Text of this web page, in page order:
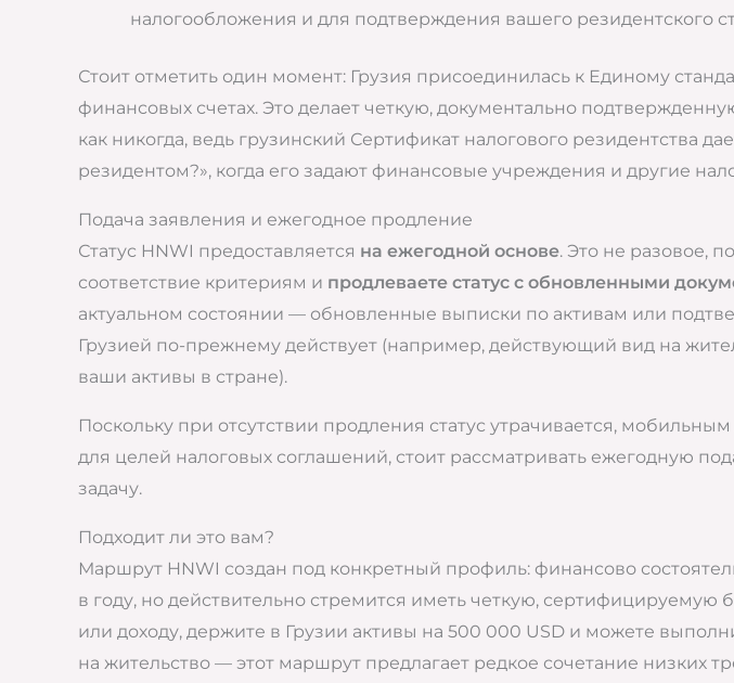
налогообложения и для подтверждения вашего резидентского
Стоит отметить один момент: Грузия присоединилась к Единому
финансовых счетах. Это делает четкую, документально
как никогда, ведь грузинский Сертификат налогового резидентства
резидентом?», когда его задают финансовые учреждения и другие
Подача заявления и ежегодное продление
Статус HNWI предоставляется на ежегодной основе. Это не разовое,
соответствие критериям и продлеваете статус с обновленными
актуальном состоянии — обновленные выписки по активам или
Грузией по-прежнему действует (например, действующий вид на
ваши активы в стране).
Поскольку при отсутствии продления статус утрачивается,
для целей налоговых соглашений, стоит рассматривать ежегодную
задачу.
Подходит ли это вам?
Маршрут HNWI создан под конкретный профиль: финансово
в году, но действительно стремится иметь четкую, сертифицируемую
или доходу, держите в Грузии активы на 500 000 USD и можете
на жительство — этот маршрут предлагает редкое сочетание низких